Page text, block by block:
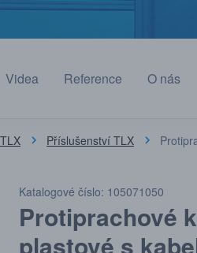
Videa Reference O nás
Příslušenství TLX
Katalogové číslo: 105071050
Protiprachové
plastové s